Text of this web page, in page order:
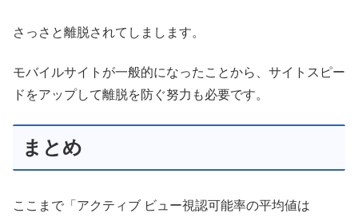
さっさと離脱されてしまします。
モバイルサイトが一般的になったことから、サイトスピー
ドをアップして離脱を防ぐ努力も必要です。
まとめ
ここまで「アクティブ ビュー視認可能率の平均値は